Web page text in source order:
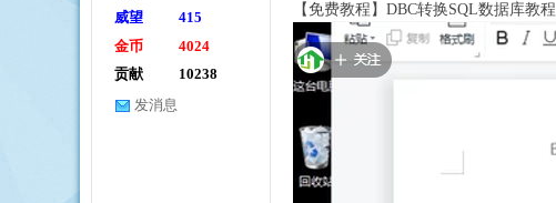
威望
415
金币
4024
贡献
10238
发消息
【免费教程】DBC转换SQL数据库教程